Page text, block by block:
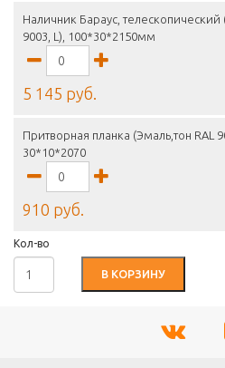
Наличник Бараус, телескопический
9003, L), 100*30*2150мм
5 145 руб.
Притворная планка (Эмаль,тон RAL
30*10*2070
910 руб.
Кол-во
В КОРЗИНУ